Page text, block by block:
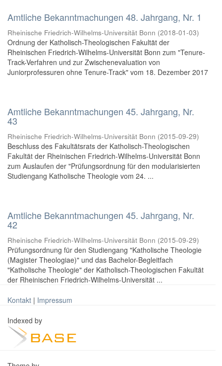
Amtliche Bekanntmachungen 48. Jahrgang, Nr. 1
Rheinische Friedrich-Wilhelms-Universität Bonn (2018-01-03)
Ordnung der Katholisch-Theologischen Fakultät der
Rheinischen Friedrich-Wilhelms-Universität Bonn zum "Tenure-
Track-Verfahren und zur Zwischenevaluation von
Juniorprofessuren ohne Tenure-Track" vom 18. Dezember 2017
Amtliche Bekanntmachungen 45. Jahrgang, Nr.
43
Rheinische Friedrich-Wilhelms-Universität Bonn (2015-09-29)
Beschluss des Fakultätsrats der Katholisch-Theologischen
Fakultät der Rheinischen Friedrich-Wilhelms-Universität Bonn
zum Auslaufen der "Prüfungsordnung für den modularisierten
Studiengang Katholische Theologie vom 24. ...
Amtliche Bekanntmachungen 45. Jahrgang, Nr.
42
Rheinische Friedrich-Wilhelms-Universität Bonn (2015-09-29)
Prüfungsordnung für den Studiengang "Katholische Theologie
(Magister Theologiae)" und das Bachelor-Begleitfach
"Katholische Theologie" der Katholisch-Theologischen Fakultät
der Rheinischen Friedrich-Wilhelms-Universität ...
Kontakt | Impressum
Indexed by